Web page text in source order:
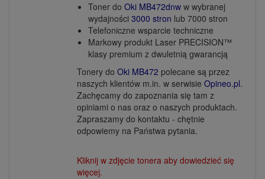
Toner do Oki MB472dnw w wybranej
wydajności 3000 stron lub 7000 stron
Telefoniczne wsparcie techniczne
Markowy produkt Laser PRECISION™
klasy premium z dwuletnią gwarancją
Tonery do Oki MB472 polecane są przez
naszych klientów m.in. w serwisie Opineo.pl.
Zachęcamy do zapoznania się tam z
opiniami o nas oraz o naszych produktach.
Zapraszamy do kontaktu - chętnie
odpowiemy na Państwa pytania.
Kliknij w zdjęcie tonera aby dowiedzieć się
więcej.